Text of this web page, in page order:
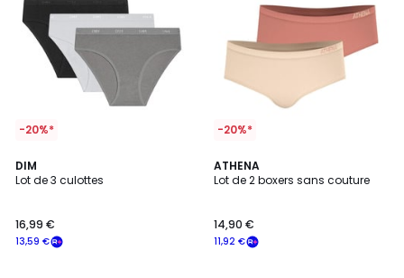
-20%*
DIM
Lot de 3 culottes
13,59 €
16,99 €
3,8
/ 5
-20%*
ATHENA
Lot de 2 boxers sans couture
11,92 €
14,90 €
5
/